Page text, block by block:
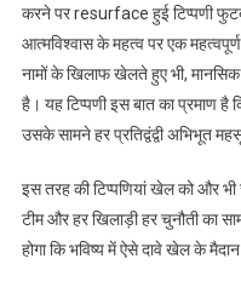
करने पर resurface हुई टिप्पणी
आत्मविश्वास के महत्व पर एक
नामों के खिलाफ खेलते हुए भी,
है। यह टिप्पणी इस बात का प्रमाण है
उसके सामने हर प्रतिद्वंद्वी अभिभूत
इस तरह की टिप्पणियां खेल को और भी
टीम और हर खिलाड़ी हर चुनौती का
होगा कि भविष्य में ऐसे दावे खेल के